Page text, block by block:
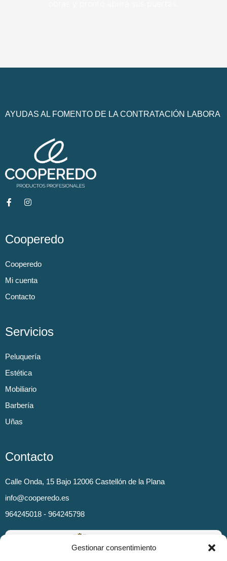
Gestionar consentimiento
AYUDAS AL FOMENTO DE LA CONTRATACIÓN LABORA
Cooperedo
Cooperedo
Mi cuenta
Contacto
Servicios
Peluquería
Estética
Mobiliario
Barbería
Uñas
Contacto
Calle Onda, 15 Bajo 12006 Castellón de la Plana
info@cooperedo.es
964245018 - 964245798